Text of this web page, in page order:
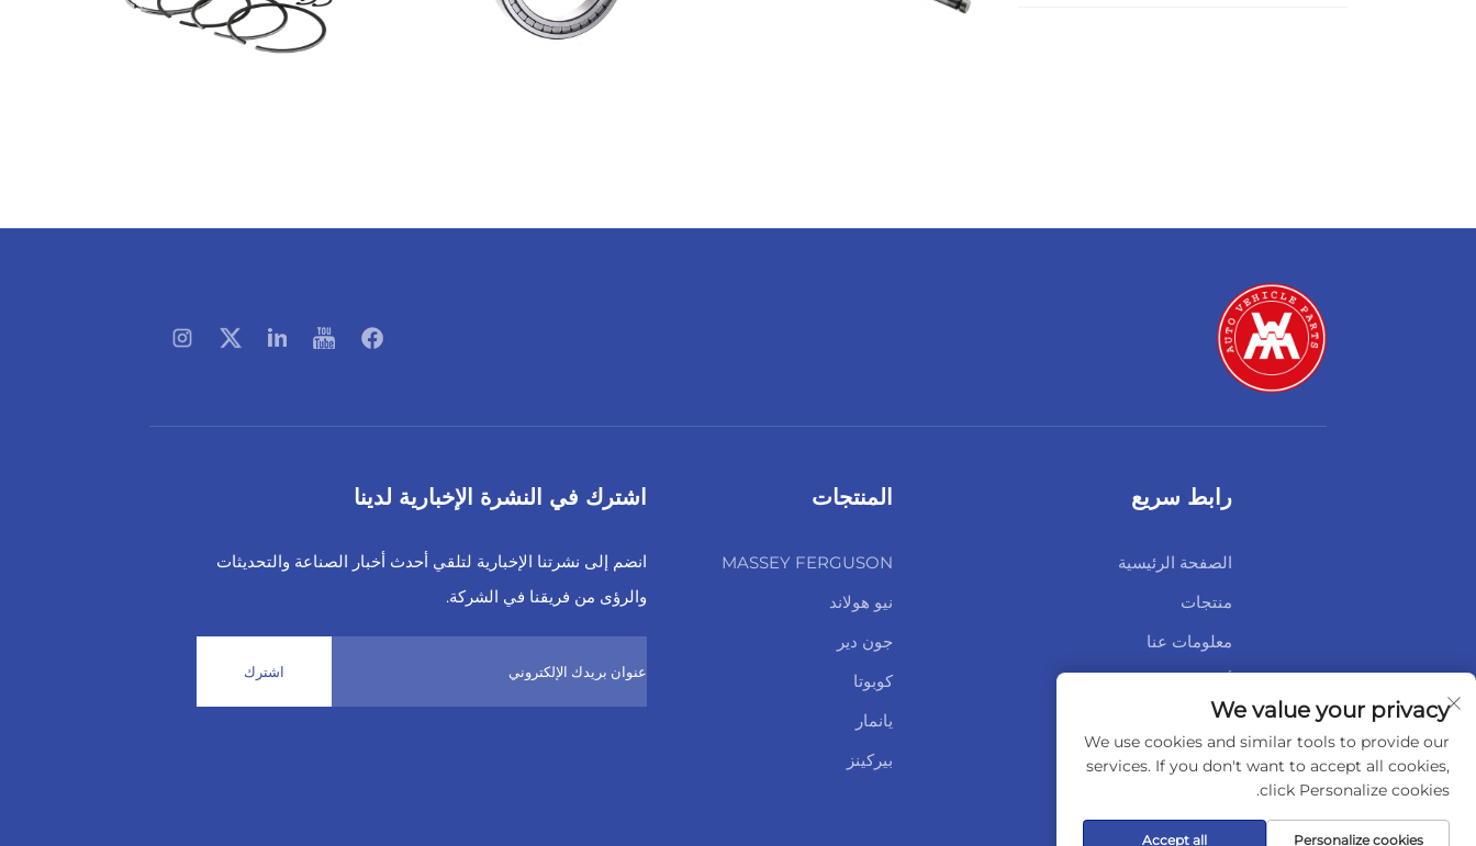
رابط سريع
الصفحة الرئيسية
منتجات
معلومات عنا
اتصل بنا
المنتجات
MASSEY FERGUSON
نيو هولاند
جون دير
كوبوتا
يانمار
بيركينز
اشترك في النشرة الإخبارية لدينا
انضم إلى نشرتنا الإخبارية لتلقي أحدث أخبار الصناعة والتحديثات
والرؤى من فريقنا في الشركة.
اشترك
We value your privacy
We use cookies and similar tools to provide our
services. If you don't want to accept all cookies,
click Personalize cookies.
Personalize cookies
Accept all